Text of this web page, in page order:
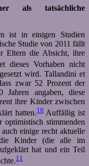
als tatsächliche
ist in einigen Studien
Studie von 2011 fällt
Eltern die Absicht, ihre
dieses Vorhaben nicht
wird. Tallandini et
zwar 52 Prozent der
angaben, diese
ihre Kinder zwischen
hatten.10Auffällig ist
stimmenden
einige recht aktuelle
Kinder (die alle im
hat und ein Teil
11